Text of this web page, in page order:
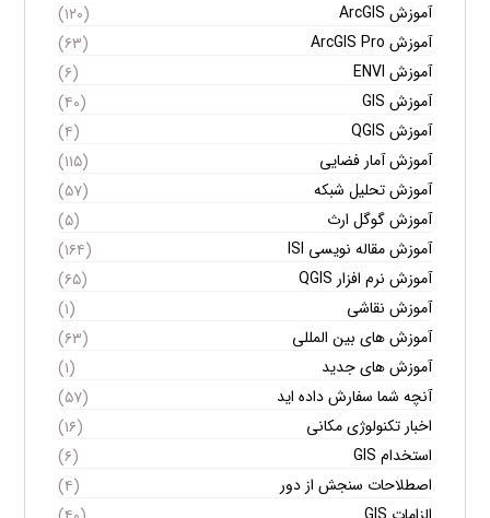
آموزش ArcGIS
(۱۲۰)
آموزش ArcGIS Pro
(۶۳)
آموزش ENVI
(۶)
آموزش GIS
(۴۰)
آموزش QGIS
(۴)
آموزش آمار فضایی
(۱۱۵)
آموزش تحلیل شبکه
(۵۷)
آموزش گوگل ارث
(۵)
آموزش مقاله نویسی ISI
(۱۶۴)
آموزش نرم افزار QGIS
(۶۵)
آموزش نقاشی
(۱)
آموزش های بین المللی
(۶۳)
آموزش های جدید
(۱)
آنچه شما سفارش داده اید
(۵۷)
اخبار تکنولوژی مکانی
(۱۶)
استخدام GIS
(۶)
اصطلاحات سنجش از دور
(۴)